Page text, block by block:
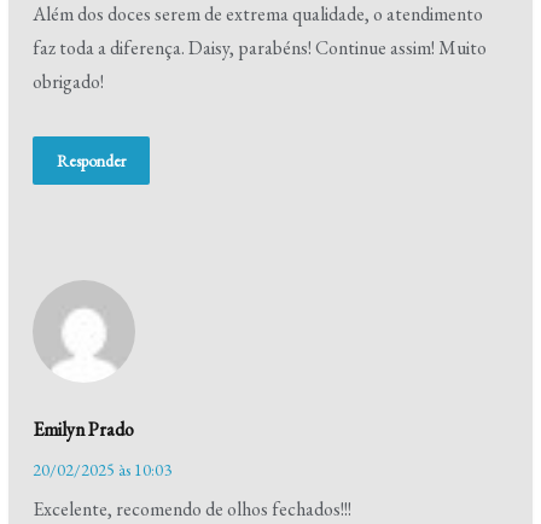
Além dos doces serem de extrema qualidade, o atendimento
faz toda a diferença. Daisy, parabéns! Continue assim! Muito
obrigado!
Responder
Emilyn Prado
20/02/2025 às 10:03
Excelente, recomendo de olhos fechados!!!